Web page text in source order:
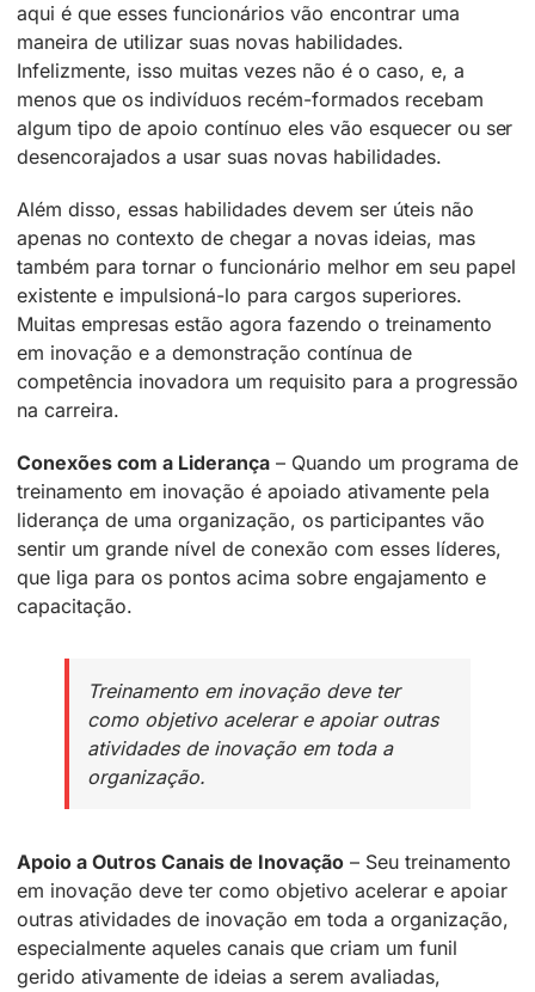
aqui é que esses funcionários vão encontrar uma
maneira de utilizar suas novas habilidades.
Infelizmente, isso muitas vezes não é o caso, e, a
menos que os indivíduos recém-formados recebam
algum tipo de apoio contínuo eles vão esquecer ou ser
desencorajados a usar suas novas habilidades.
Além disso, essas habilidades devem ser úteis não
apenas no contexto de chegar a novas ideias, mas
também para tornar o funcionário melhor em seu papel
existente e impulsioná-lo para cargos superiores.
Muitas empresas estão agora fazendo o treinamento
em inovação e a demonstração contínua de
competência inovadora um requisito para a progressão
na carreira.
Conexões com a Liderança– Quando um programa de
treinamento em inovação é apoiado ativamente pela
liderança de uma organização, os participantes vão
sentir um grande nível de conexão com esses líderes,
que liga para os pontos acima sobre engajamento e
capacitação.
Treinamento em inovação deve ter
como objetivo acelerar e apoiar outras
atividades de inovação em toda a
organização.
Apoio a Outros Canais de Inovação– Seu treinamento
em inovação deve ter como objetivo acelerar e apoiar
outras atividades de inovação em toda a organização,
especialmente aqueles canais que criam um funil
gerido ativamente de ideias a serem avaliadas,